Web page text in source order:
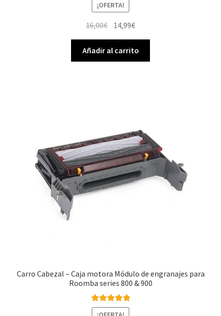
¡OFERTA!
16,00€ El
original
era:
14,99€El
actual
es:
Añadir al carrito
Carro Cabezal – Caja motora Módulo de engranajes para
Roomba series 800 & 900
Valorado con